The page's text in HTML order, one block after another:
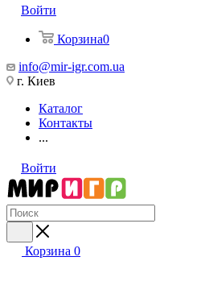
Войти
Корзина0
info@mir-igr.com.ua
г. Киев
Каталог
Контакты
...
Войти
Корзина 0